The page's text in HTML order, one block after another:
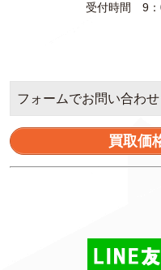
受付時間 9
フォームでお問い合わせ
買取価